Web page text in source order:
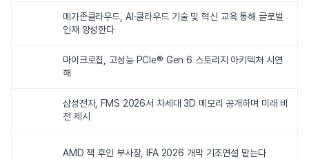
메가존클라우드, AI·클라우드 기술 및 혁신 교육 통해 글로벌
인재 양성한다
마이크로칩, 고성능 PCIe® Gen 6 스토리지 아키텍처 시연
해
삼성전자, FMS 2026서 차세대 3D 메모리 공개하며 미래 비
전 제시
AMD 잭 후인 부사장, IFA 2026 개막 기조연설 맡는다